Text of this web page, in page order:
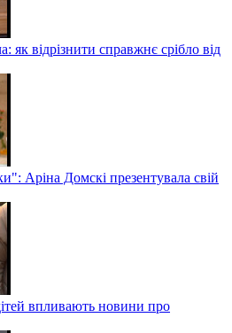
як відрізнити справжнє срібло від
Аріна Домскі презентувала свій
впливають новини про